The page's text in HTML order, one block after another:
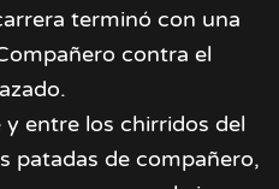
terminó con una
contra el
entre los chirridos del
patadas de compañero,